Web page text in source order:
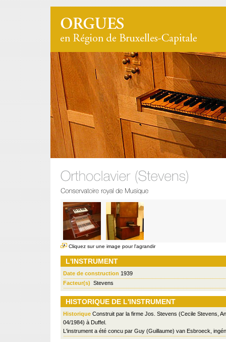
Cliquez sur une image pour l'agrandir
L'INSTRUMENT
Date de construction 1939
Facteur(s) Stevens
HISTORIQUE DE L'INSTRUMENT
Historique Construit par la firme Jos. Stevens (Cecile Stevens,
04/1984) à Duffel.
L'instrument a été concu par Guy (Guillaume) van Esbroeck,